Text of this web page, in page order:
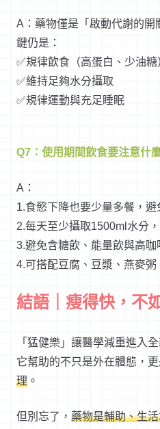
A：藥物僅是「啟動代謝的開
鍵仍是：
✅規律飲食（高蛋白、少油糖
✅維持足夠水分攝取
✅規律運動與充足睡眠
Q7：使用期間飲食要注意什
A：
1.食慾下降也要少量多餐，避
2.每天至少攝取1500ml水分
3.避免含糖飲、能量飲與高咖
4.可搭配豆腐、豆漿、燕麥粥
結語｜瘦得快，不
「猛健樂」讓醫學減重進入全
它幫助的不只是外在體態，更
理 。
但別忘了， 藥物是輔助、生